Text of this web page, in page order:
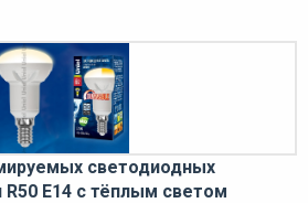
светодиодных
Е14 с тёплым светом